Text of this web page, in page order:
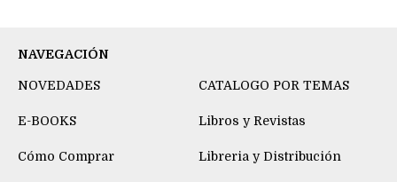
NAVEGACIÓN
NOVEDADES CATALOGO POR TEMAS
E-BOOKS Libros y Revistas
Cómo Comprar Libreria y Distribución